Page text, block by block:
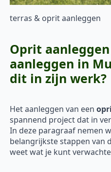
terras & oprit aanleggen
Oprit
aanleggen in
dit in zijn werk?
Het aanleggen van een
spannend project dat in
In deze paragraaf nemen
belangrijkste stappen van
weet wat je kunt